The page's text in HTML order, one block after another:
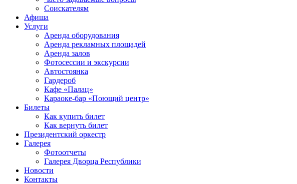
Соискателям
Афиша
Услуги
Аренда оборудования
Аренда рекламных площадей
Аренда залов
Фотосессии и экскурсии
Автостоянка
Гардероб
Кафе «Палац»
Караоке-бар «Поющий центр»
Билеты
Как купить билет
Как вернуть билет
Президентский оркестр
Галерея
Фотоотчеты
Галерея Дворца Республики
Новости
Контакты